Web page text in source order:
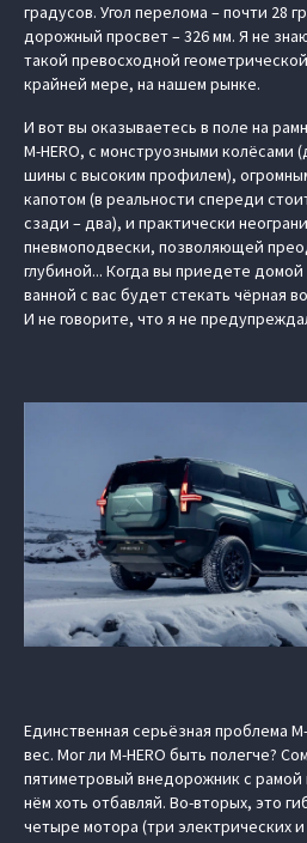
градусов. Угол перелома – почти 28
дорожный просвет – 326 мм. Я не
такой превосходной
крайней мере, на нашем рынке.
И вот вы оказываетесь в поле на
M‑HERO, с монструозными
шины с высоким профилем),
капотом (в реальности спереди
сзади – два), и практически
пневмоподвески, позволяющей
глубиной... Когда вы приедете
ванной с вас будет стекать чёрная
И не говорите, что я не
Единственная серьёзная проблема
вес. Мог ли M‑HERO быть полегче?
пятиметровый внедорожник с рамой
нём хоть отбавляй. Во-вторых, это
четыре мотора (три электрических